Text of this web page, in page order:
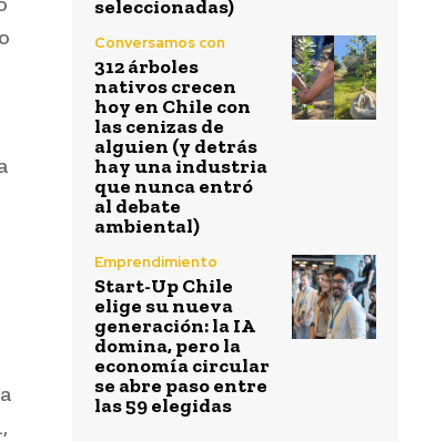
seleccionadas)
Conversamos con
312 árboles
nativos crecen
hoy en Chile con
las cenizas de
alguien (y detrás
hay una industria
que nunca entró
al debate
ambiental)
Emprendimiento
Start-Up Chile
elige su nueva
generación: la IA
domina, pero la
economía circular
se abre paso entre
las 59 elegidas